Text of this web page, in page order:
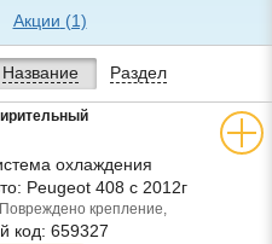
Акции (1)
Название Раздел
охлаждения
Peugeot 408 с 2012г
Повреждено крепление,
код: 659327